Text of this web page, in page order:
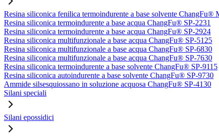
Resina siliconica fenilica termoindurente a base solvente ChangFu®
Resina siliconica termoindurente a base acqua ChangFu® SP-2231
Resina siliconica termoindurente a base acqua ChangFu® SP-2924
Resina siliconica multifunzionale a base acqua ChangFu® SP-5125
Resina siliconica multifunzionale a base acqua ChangFu® SP-6830
Resina siliconica multifunzionale a base acqua ChangFu® SP-7630
Resina siliconica termoindurente a base solvente ChangFu® SP-9115
Resina siliconica autoindurente a base solvente ChangFu® SP-9730
Ammide silsesquiossano in soluzione acquosa ChangFu® SP-4130
Silani speciali
Silani epossidici